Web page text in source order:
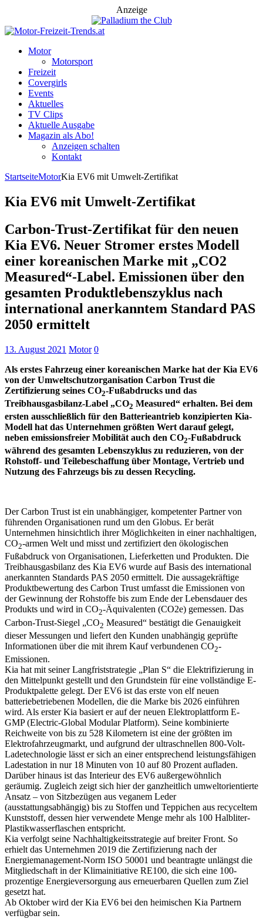
Anzeige
Motor
Motorsport
Freizeit
Covergirls
Events
Aktuelles
TV Clips
Aktuelle Ausgabe
Magazin als Abo!
Anzeigen schalten
Kontakt
StartseiteMotorKia EV6 mit Umwelt-Zertifikat
Kia EV6 mit Umwelt-Zertifikat
Carbon-Trust-Zertifikat für den neuen
Kia EV6. Neuer Stromer erstes Modell
einer koreanischen Marke mit „CO2
Measured“-Label. Emissionen über den
gesamten Produktlebenszyklus nach
international anerkanntem Standard PAS
2050 ermittelt
13. August 2021 Motor 0
Als erstes Fahrzeug einer koreanischen Marke hat der Kia EV6
von der Umweltschutzorganisation Carbon Trust die
Zertifizierung seines CO2-Fußabdrucks und das
Treibhausgasbilanz-Label „CO2 Measured“ erhalten. Bei dem
ersten ausschließlich für den Batterieantrieb konzipierten Kia-
Modell hat das Unternehmen größten Wert darauf gelegt,
neben emissionsfreier Mobilität auch den CO2-Fußabdruck
während des gesamten Lebenszyklus zu reduzieren, von der
Rohstoff- und Teilebeschaffung über Montage, Vertrieb und
Nutzung des Fahrzeugs bis zu dessen Recycling.
Der Carbon Trust ist ein unabhängiger, kompetenter Partner von
führenden Organisationen rund um den Globus. Er berät
Unternehmen hinsichtlich ihrer Möglichkeiten in einer nachhaltigen,
CO2-armen Welt und misst und zertifiziert den ökologischen
Fußabdruck von Organisationen, Lieferketten und Produkten. Die
Treibhausgasbilanz des Kia EV6 wurde auf Basis des international
anerkannten Standards PAS 2050 ermittelt. Die aussagekräftige
Produktbewertung des Carbon Trust umfasst die Emissionen von
der Gewinnung der Rohstoffe bis zum Ende der Lebensdauer des
Produkts und wird in CO2-Äquivalenten (CO2e) gemessen. Das
Carbon-Trust-Siegel „CO2 Measured“ bestätigt die Genauigkeit
dieser Messungen und liefert den Kunden unabhängig geprüfte
Informationen über die mit ihrem Kauf verbundenen CO2-
Emissionen.
Kia hat mit seiner Langfriststrategie „Plan S“ die Elektrifizierung in
den Mittelpunkt gestellt und den Grundstein für eine vollständige E-
Produktpalette gelegt. Der EV6 ist das erste von elf neuen
batteriebetriebenen Modellen, die die Marke bis 2026 einführen
wird. Als erster Kia basiert er auf der neuen Elektroplattform E-
GMP (Electric-Global Modular Platform). Seine kombinierte
Reichweite von bis zu 528 Kilometern ist eine der größten im
Elektrofahrzeugmarkt, und aufgrund der ultraschnellen 800-Volt-
Ladetechnologie lässt er sich an einer entsprechend leistungsfähigen
Ladestation in nur 18 Minuten von 10 auf 80 Prozent aufladen.
Darüber hinaus ist das Interieur des EV6 außergewöhnlich
geräumig. Zugleich zeigt sich hier der ganzheitlich umweltorientierte
Ansatz – von Sitzbezügen aus veganem Leder
(ausstattungsabhängig) bis zu Stoffen und Teppichen aus recyceltem
Kunststoff, dessen hier verwendete Menge mehr als 100 Halbliter-
Plastikwasserflaschen entspricht.
Kia verfolgt seine Nachhaltigkeitsstrategie auf breiter Front. So
erhielt das Unternehmen 2019 die Zertifizierung nach der
Energiemanagement-Norm ISO 50001 und beantragte unlängst die
Mitgliedschaft in der Klimainitiative RE100, die sich eine 100-
prozentige Energieversorgung aus erneuerbaren Quellen zum Ziel
gesetzt hat.
Ab Oktober wird der Kia EV6 bei den heimischen Kia Partnern
verfügbar sein.